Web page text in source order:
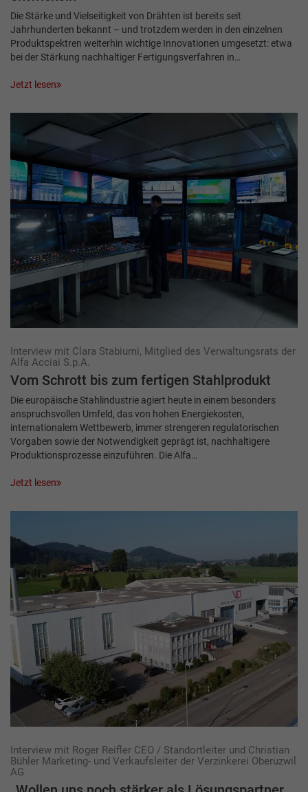
Die Stärke und Vielseitigkeit von Drähten ist bereits seit
Jahrhunderten bekannt – und trotzdem werden in den einzelnen
Produktspektren weiterhin wichtige Innovationen umgesetzt: etwa
bei der Stärkung nachhaltiger Fertigungsverfahren in…
Jetzt lesen
Interview mit Clara Stabiumi, Mitglied des Verwaltungsrats der
Alfa Acciai S.p.A.
Vom Schrott bis zum fertigen Stahlprodukt
Die europäische Stahlindustrie agiert heute in einem besonders
anspruchsvollen Umfeld, das von hohen Energiekosten,
internationalem Wettbewerb, immer strengeren regulatorischen
Vorgaben sowie der Notwendigkeit geprägt ist, nachhaltigere
Produktionsprozesse einzuführen. Die Alfa…
Jetzt lesen
Interview mit Roger Reifler CEO / Standortleiter und Christian
Bühler Marketing- und Verkaufsleiter der Verzinkerei Oberuzwil
AG